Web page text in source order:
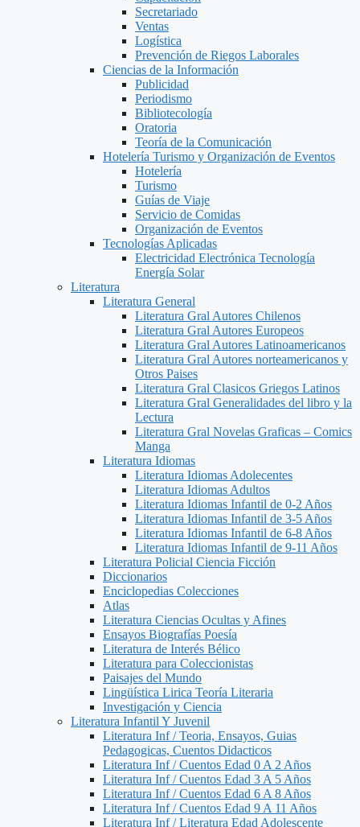
Secretariado
Ventas
Logística
Prevención de Riegos Laborales
Ciencias de la Información
Publicidad
Periodismo
Bibliotecología
Oratoria
Teoría de la Comunicación
Hotelería Turismo y Organización de Eventos
Hotelería
Turismo
Guías de Viaje
Servicio de Comidas
Organización de Eventos
Tecnologías Aplicadas
Electricidad Electrónica Tecnología
Energía Solar
Literatura
Literatura General
Literatura Gral Autores Chilenos
Literatura Gral Autores Europeos
Literatura Gral Autores Latinoamericanos
Literatura Gral Autores norteamericanos y
Otros Paises
Literatura Gral Clasicos Griegos Latinos
Literatura Gral Generalidades del libro y la
Lectura
Literatura Gral Novelas Graficas – Comics
Manga
Literatura Idiomas
Literatura Idiomas Adolecentes
Literatura Idiomas Adultos
Literatura Idiomas Infantil de 0-2 Años
Literatura Idiomas Infantil de 3-5 Años
Literatura Idiomas Infantil de 6-8 Años
Literatura Idiomas Infantil de 9-11 Años
Literatura Policial Ciencia Ficción
Diccionarios
Enciclopedias Colecciones
Atlas
Literatura Ciencias Ocultas y Afines
Ensayos Biografías Poesía
Literatura de Interés Bélico
Literatura para Coleccionistas
Paisajes del Mundo
Lingüística Lirica Teoría Literaria
Investigación y Ciencia
Literatura Infantil Y Juvenil
Literatura Inf / Teoria, Ensayos, Guias
Pedagogicas, Cuentos Didacticos
Literatura Inf / Cuentos Edad 0 A 2 Años
Literatura Inf / Cuentos Edad 3 A 5 Años
Literatura Inf / Cuentos Edad 6 A 8 Años
Literatura Inf / Cuentos Edad 9 A 11 Años
Literatura Inf / Literatura Edad Adolescente